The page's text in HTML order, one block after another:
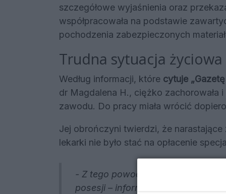
szczegółowe wyjaśnienia oraz
współpracowała na podstawie
pochodzenia zabezpieczonych
Trudna sytuacja życiowa
Według informacji, które cytuje
dr Magdalena H., ciężko zachorowała
zawodu. Do pracy miała wrócić
Jej obrończyni twierdzi, że narastające
lekarki nie było stać na opłacenie
- Z tego powodu miała
posesji – informuje „Gazetę